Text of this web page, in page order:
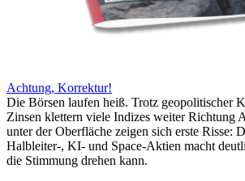
Achtung, Korrektur!
Die Börsen laufen heiß. Trotz geopolitischer
Zinsen klettern viele Indizes weiter Richtung
unter der Oberfläche zeigen sich erste Risse:
Halbleiter-, KI- und Space-Aktien macht
die Stimmung drehen kann.